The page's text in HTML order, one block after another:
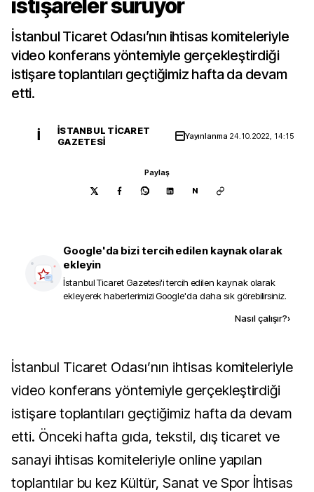
istişareler sürüyor
İstanbul Ticaret Odası’nın ihtisas komiteleriyle
video konferans yöntemiyle gerçekleştirdiği
istişare toplantıları geçtiğimiz hafta da devam
etti.
İ
İSTANBUL TICARET
GAZETESI
Yayınlanma 24.10.2022, 14:15
Paylaş
N
Google'da bizi tercih edilen kaynak olarak
ekleyin
İstanbul Ticaret Gazetesi'i tercih edilen kaynak olarak
ekleyerek haberlerimizi Google'da daha sık görebilirsiniz.
Nasıl çalışır?›
İstanbul Ticaret Odası’nın ihtisas komiteleriyle
video konferans yöntemiyle gerçekleştirdiği
istişare toplantıları geçtiğimiz hafta da devam
etti. Önceki hafta gıda, tekstil, dış ticaret ve
sanayi ihtisas komiteleriyle online yapılan
toplantılar bu kez Kültür, Sanat ve Spor İhtisas